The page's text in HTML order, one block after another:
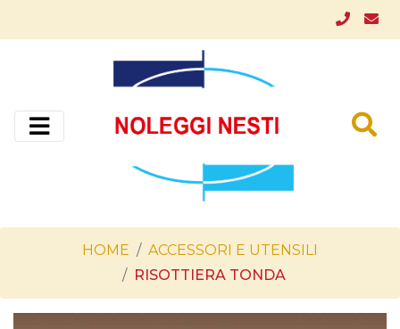
HOME
ACCESSORI E UTENSILI
RISOTTIERA TONDA